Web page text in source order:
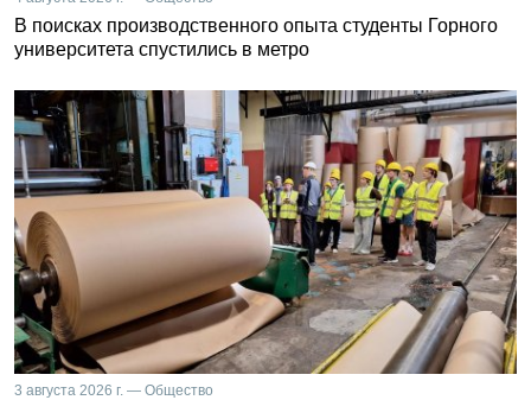
В поисках производственного опыта студенты Горного
университета спустились в метро
3 августа 2026 г. — Общество